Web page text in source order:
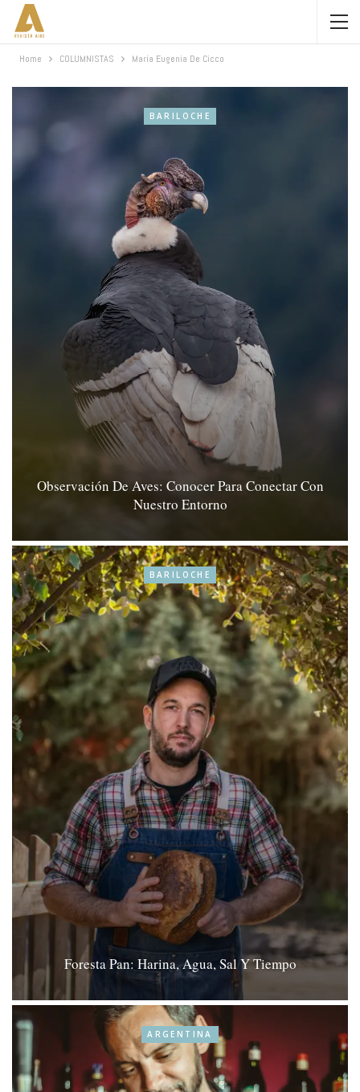
Home COLUMNISTAS María Eugenia De Cicco
BARILOCHE
Observación De Aves: Conocer Para Conectar Con
Nuestro Entorno
BARILOCHE
Foresta Pan: Harina, Agua, Sal Y Tiempo
ARGENTINA